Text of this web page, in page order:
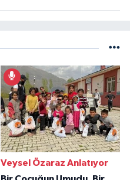
Veysel Özaraz Anlatıyor